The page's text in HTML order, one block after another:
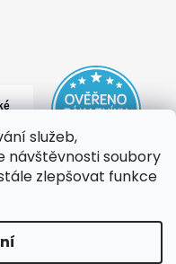
služeb,
návštěvnosti soubory
zlepšovat funkce